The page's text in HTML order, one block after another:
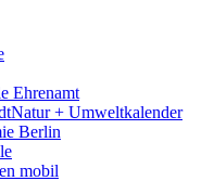
Ehrenamt
+ Umweltkalender
Berlin
mobil